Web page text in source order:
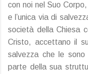
con noi nel Suo
e l’unica via di
società della Chiesa
Cristo, accettano il
salvezza che le
parte della sua